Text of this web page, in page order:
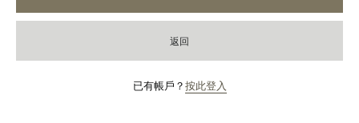
返回
已有帳戶？按此登入